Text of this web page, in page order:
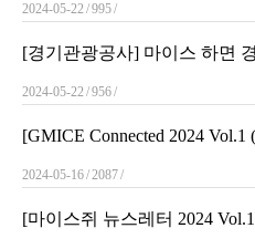
2024-05-22 995
[경기관광공사] 마이스 하면
2024-05-22 956
[GMICE Connected 2024
2024-05-16 2087
[마이스쥐 뉴스레터 2024